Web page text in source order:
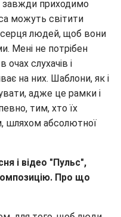
завжди приходимо
можуть світити
людей, щоб вони
Мені не потрібен
очах слухачів і
на них. Шаблони, як і
адже це рамки і
тим, хто їх
шляхом абсолютної
і відео "Пульс",
Про що